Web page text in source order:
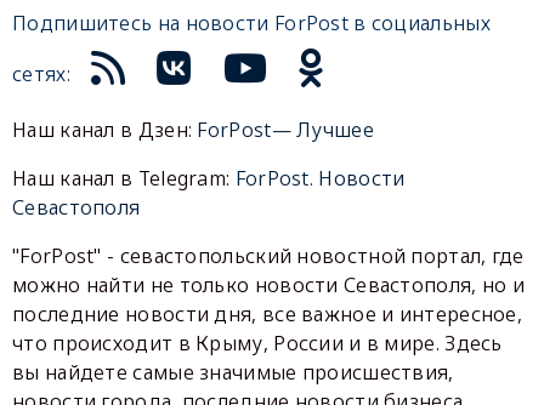
Подпишитесь на новости ForPost в социальных
сетях:
Наш канал в Дзен: ForPost— Лучшее
Наш канал в Telegram: ForPost. Новости
Севастополя
"ForPost" - севастопольский новостной портал, где
можно найти не только новости Севастополя, но и
последние новости дня, все важное и интересное,
что происходит в Крыму, России и в мире. Здесь
вы найдете самые значимые происшествия,